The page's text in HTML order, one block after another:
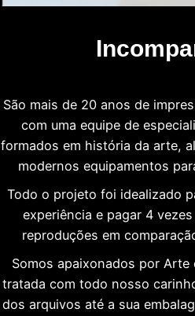
São mais de 20 anos de
com uma equipe de
formados em história da arte,
modernos equipamentos
Todo o projeto foi idealizado
experiência e pagar 4
reproduções em
Somos apaixonados por Arte
tratada com todo nosso
dos arquivos até a sua